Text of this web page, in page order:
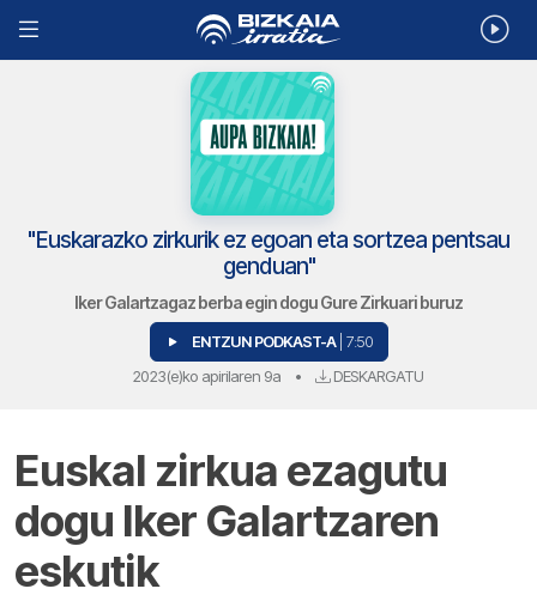
"Euskarazko zirkurik ez egoan eta sortzea pentsau
genduan"
Iker Galartzagaz berba egin dogu Gure Zirkuari buruz
ENTZUN PODKAST-A | 7:50
2023(e)ko apirilaren 9a • DESKARGATU
Euskal zirkua ezagutu
dogu Iker Galartzaren
eskutik